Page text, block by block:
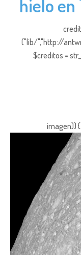
hielo en
("lib/","http://
$creditos =
imagen))